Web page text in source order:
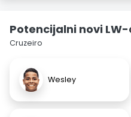
Potencijalni novi
Cruzeiro
Wesley